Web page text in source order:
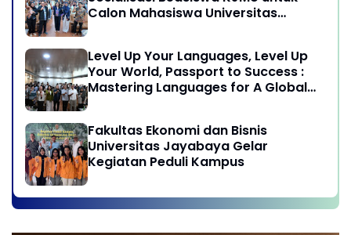
Calon Mahasiswa Universitas
Level Up Your Languages, Level Up
Your World, Passport to Success :
Mastering Languages for A Global
Fakultas Ekonomi dan Bisnis
Universitas Jayabaya Gelar
Kegiatan Peduli Kampus